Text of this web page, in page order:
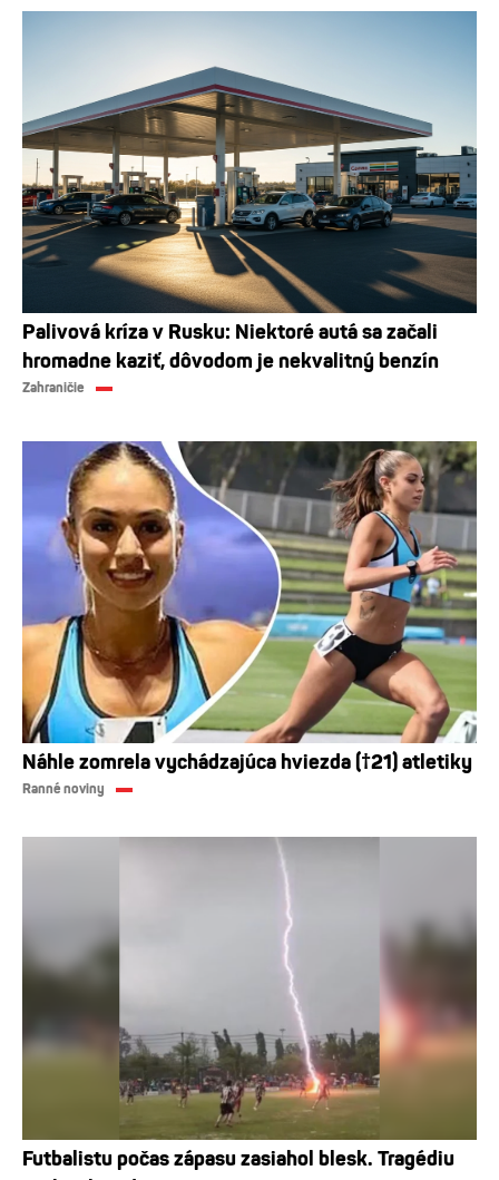
Palivová kríza v Rusku: Niektoré autá sa začali
hromadne kaziť, dôvodom je nekvalitný benzín
Zahraničie
Náhle zomrela vychádzajúca hviezda (†21) atletiky
Ranné noviny
Futbalistu počas zápasu zasiahol blesk. Tragédiu